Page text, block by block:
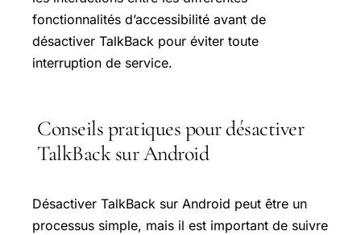
fonctionnalités d’accessibilité avant de
désactiver TalkBack pour éviter toute
interruption de service.
Conseils pratiques pour désactiver
TalkBack sur Android
Désactiver TalkBack sur Android peut être un
processus simple, mais il est important de suivre